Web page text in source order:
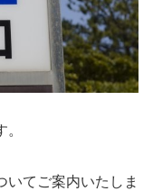
いてご案内いたしま